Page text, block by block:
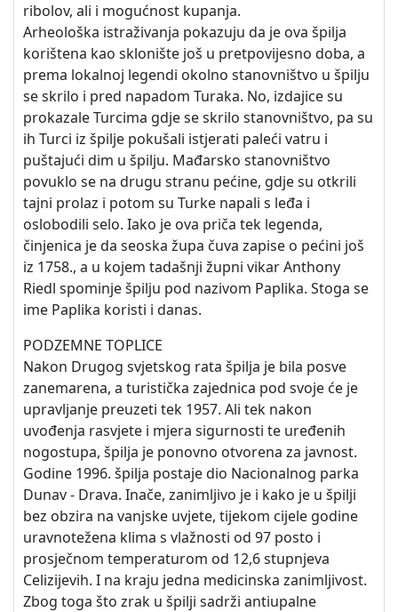
ribolov, ali i mogućnost kupanja.
Arheološka istraživanja pokazuju da je ova špilja
korištena kao sklonište još u pretpovijesno doba, a
prema lokalnoj legendi okolno stanovništvo u špilju
se skrilo i pred napadom Turaka. No, izdajice su
prokazale Turcima gdje se skrilo stanovništvo, pa su
ih Turci iz špilje pokušali istjerati paleći vatru i
puštajući dim u špilju. Mađarsko stanovništvo
povuklo se na drugu stranu pećine, gdje su otkrili
tajni prolaz i potom su Turke napali s leđa i
oslobodili selo. Iako je ova priča tek legenda,
činjenica je da seoska župa čuva zapise o pećini još
iz 1758., a u kojem tadašnji župni vikar Anthony
Riedl spominje špilju pod nazivom Paplika. Stoga se
ime Paplika koristi i danas.
PODZEMNE TOPLICE
Nakon Drugog svjetskog rata špilja je bila posve
zanemarena, a turistička zajednica pod svoje će je
upravljanje preuzeti tek 1957. Ali tek nakon
uvođenja rasvjete i mjera sigurnosti te uređenih
nogostupa, špilja je ponovno otvorena za javnost.
Godine 1996. špilja postaje dio Nacionalnog parka
Dunav - Drava. Inače, zanimljivo je i kako je u špilji
bez obzira na vanjske uvjete, tijekom cijele godine
uravnotežena klima s vlažnosti od 97 posto i
prosječnom temperaturom od 12,6 stupnjeva
Celizijevih. I na kraju jedna medicinska zanimljivost.
Zbog toga što zrak u špilji sadrži antiupalne